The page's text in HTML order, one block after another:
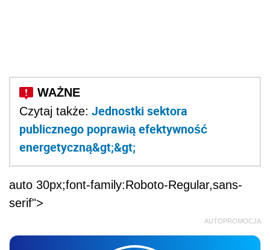
Czytaj także: Jednostki sektora
publicznego poprawią efektywność
energetyczną&gt;&gt;
auto 30px;font-family:Roboto-Regular,sans-
serif">
AUTOPROMOCJA